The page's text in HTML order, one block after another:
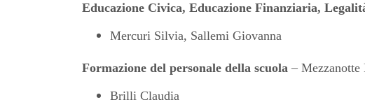
Educazione Civica, Educazione Finanziaria,
Mercuri Silvia, Sallemi Giovanna
Formazione del personale della scuola – Mezzanotte
Brilli Claudia